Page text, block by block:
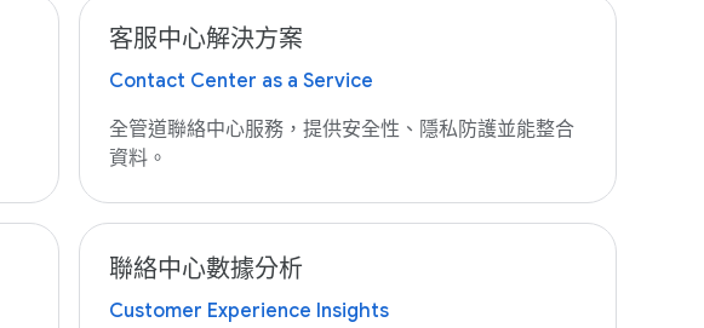
客服中心解決方案
Contact Center as a Service
全管道聯絡中心服務，提供安全性、隱私防護並能整合
資料。
聯絡中心數據分析
Customer Experience Insights